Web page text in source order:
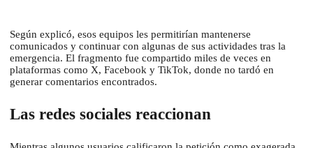
Según explicó, esos equipos les permitirían mantenerse
comunicados y continuar con algunas de sus actividades tras la
emergencia. El fragmento fue compartido miles de veces en
plataformas como X, Facebook y TikTok, donde no tardó en
generar comentarios encontrados.
Las redes sociales reaccionan